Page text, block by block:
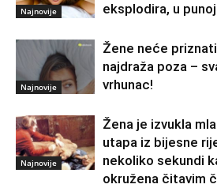
Najnovije
eksplodira, u
Najnovije
Žene neće
najdraža poza –
vrhunac!
Najnovije
Žena je izvukla
utapa iz bijesne
nekoliko sekundi
okružena čitavim